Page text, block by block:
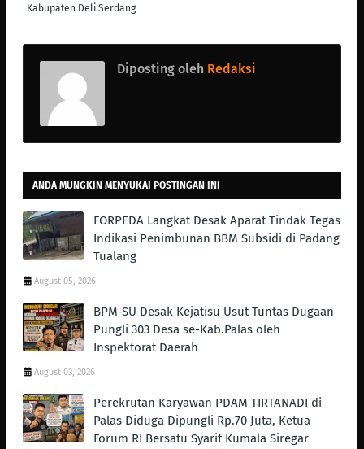
Kabupaten Deli Serdang
Diposting oleh Redaksi
ANDA MUNGKIN MENYUKAI POSTINGAN INI
FORPEDA Langkat Desak Aparat Tindak Tegas
Indikasi Penimbunan BBM Subsidi di Padang
Tualang
August 05, 2026
BPM-SU Desak Kejatisu Usut Tuntas Dugaan
Pungli 303 Desa se-Kab.Palas oleh
Inspektorat Daerah
August 03, 2026
Perekrutan Karyawan PDAM TIRTANADI di
Palas Diduga Dipungli Rp.70 Juta, Ketua
Forum RI Bersatu Syarif Kumala Siregar